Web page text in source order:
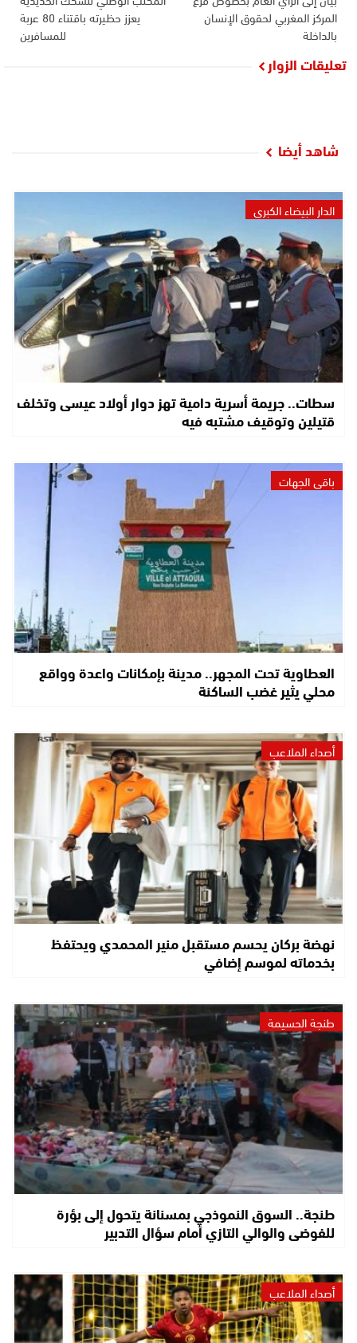
المركز المغربي لحقوق الإنسان
بالداخلة
يعزز حظيرته باقتناء 80 عربة
للمسافرين
تعليقات الزوار
شاهد أيضا
الدار البيضاء الكبرى
سطات.. جريمة أسرية دامية تهز دوار أولاد عيسى وتخلف
قتيلين وتوقيف مشتبه فيه
باقي الجهات
العطاوية تحت المجهر.. مدينة بإمكانات واعدة وواقع
محلي يثير غضب الساكنة
أصداء الملاعب
نهضة بركان يحسم مستقبل منير المحمدي ويحتفظ
بخدماته لموسم إضافي
طنجة الحسيمة
طنجة.. السوق النموذجي بمسنانة يتحول إلى بؤرة
للفوضى والوالي التازي أمام سؤال التدبير
أصداء الملاعب